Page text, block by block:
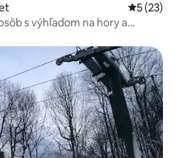
5 (23)
s výhľadom na hory a